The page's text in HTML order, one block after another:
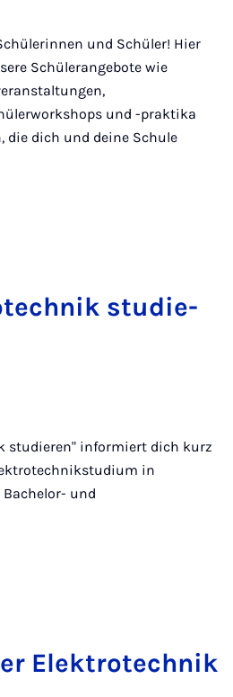
und Schüler! Hier
Schülerangebote wie
und -praktika
die dich und deine Schule
stu­die­
studieren" informiert dich kurz
in
und
Elek­tro­tech­nik